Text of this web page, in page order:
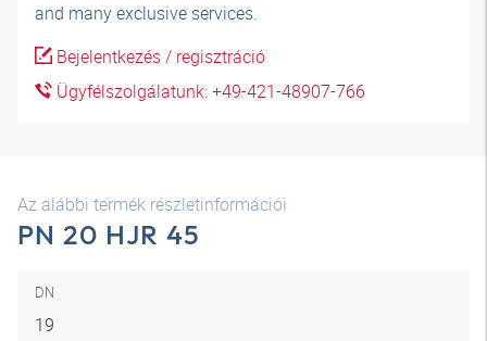
and many exclusive services.
Bejelentkezés / regisztráció
Ügyfélszolgálatunk: +49-421-48907-766
Az alábbi termék részletinformációi
PN 20 HJR 45
DN
19